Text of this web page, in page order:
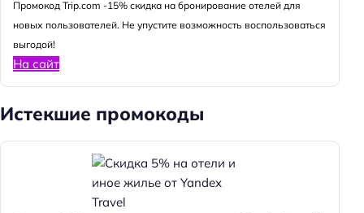
Промокод Trip.com -15% скидка на бронирование отелей для
новых пользователей. Не упустите возможность воспользоваться
выгодой!
На сайт
Истекшие промокоды